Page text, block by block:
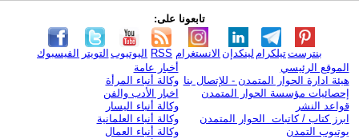
تابعونا على:
الفيسبوك التويتر اليوتيوب RSS الانستغرام لينكدإن تيلكرامبنترست
الموقع الرئيسي
هيئة ادارة الحوار المتمدن - للإتصال بنا
إحصائيات مؤسسة الحوار المتمدن
قواعد النشر
ابرز كتاب / كاتبات الحوار المتمدن
يوتيوب التمدن
أخبار عامة
وكالة أنباء المرأة
اخبار الأدب والفن
وكالة أنباء اليسار
وكالة أنباء العلمانية
وكالة أنباء العمال